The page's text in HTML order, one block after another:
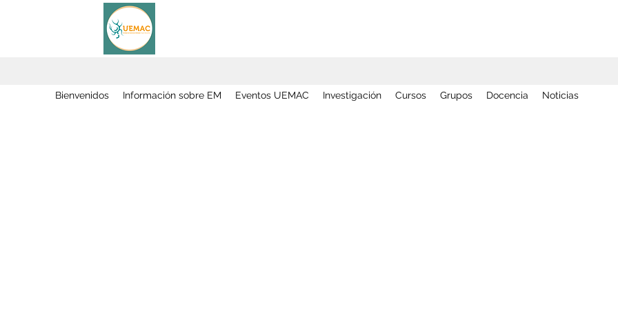
Bienvenidos Información sobre EM Eventos UEMAC Investigación Cursos Grupos Docencia Noticias